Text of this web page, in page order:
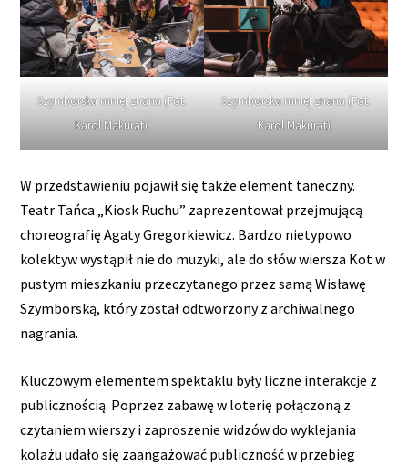
Szymborska mniej znana (Fot.
Karol Makurat).
Szymborska mniej znana (Fot.
Karol Makurat).
W przedstawieniu pojawił się także element taneczny.
Teatr Tańca „Kiosk Ruchu” zaprezentował przejmującą
choreografię Agaty Gregorkiewicz. Bardzo nietypowo
kolektyw wystąpił nie do muzyki, ale do słów wiersza Kot w
pustym mieszkaniu przeczytanego przez samą Wisławę
Szymborską, który został odtworzony z archiwalnego
nagrania.
Kluczowym elementem spektaklu były liczne interakcje z
publicznością. Poprzez zabawę w loterię połączoną z
czytaniem wierszy i zaproszenie widzów do wyklejania
kolażu udało się zaangażować publiczność w przebieg